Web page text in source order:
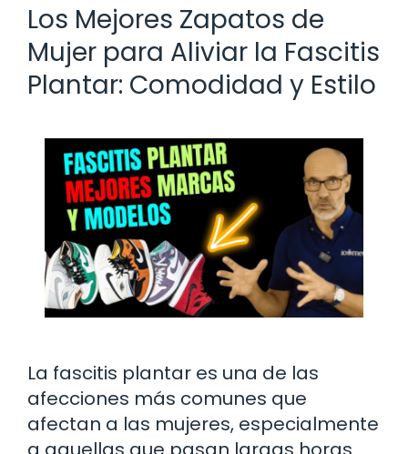
Los Mejores Zapatos de
Mujer para Aliviar la Fascitis
Plantar: Comodidad y Estilo
La fascitis plantar es una de las
afecciones más comunes que
afectan a las mujeres, especialmente